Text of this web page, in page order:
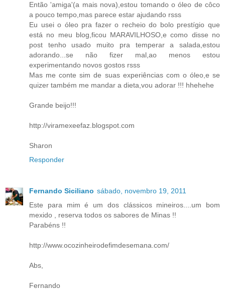
Então 'amiga'(a mais nova),estou tomando o óleo de côco
a pouco tempo,mas parece estar ajudando rsss
Eu usei o óleo pra fazer o recheio do bolo prestígio que
está no meu blog,ficou MARAVILHOSO,e como disse no
post tenho usado muito pra temperar a salada,estou
adorando...se não fizer mal,ao menos estou
experimentando novos gostos rsss
Mas me conte sim de suas experiências com o óleo,e se
quizer também me mandar a dieta,vou adorar !!! hhehehe
Grande beijo!!!
http://viramexeefaz.blogspot.com
Sharon
Responder
Fernando Siciliano sábado, novembro 19, 2011
Este para mim é um dos clássicos mineiros....um bom
mexido , reserva todos os sabores de Minas !!
Parabéns !!
http://www.ocozinheirodefimdesemana.com/
Abs,
Fernando